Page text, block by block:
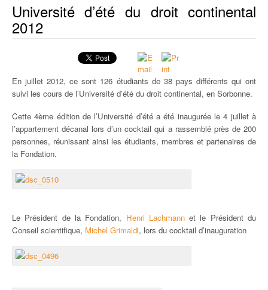
NOS ACTIONS
TRAVAILLER / FAIRE UN STAGE À LA FONDATION
UNIVERSITÉ D’ETÉ / SUMMER SCHOOL / UNIVERSIDAD DE VERANO
PUBLICATIONS
NOS NEWSLETTERS
Université d’été du droit continental
2012
En juillet 2012, ce sont 126 étudiants de 38 pays différents qui ont
suivi les cours de l’Université d’été du droit continental, en Sorbonne.
Cette 4ème édition de l’Université d’été a été inaugurée le 4 juillet à
l’appartement décanal lors d’un cocktail qui a rassemblé près de 200
personnes, réunissant ainsi les étudiants, membres et partenaires de
la Fondation.
Le Président de la Fondation, Henri Lachmannet le Président du
Conseil scientifique, Michel Grimaldi, lors du cocktail d’inauguration